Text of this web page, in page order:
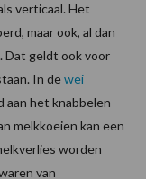
verticaal. Het
maar ook, al dan
Dat geldt ook voor
In dewei
aan het knabbelen
melkkoeien kan een
worden
van